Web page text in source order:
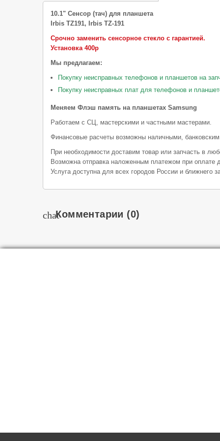
10.1" Сенсор (тач) для планшета
Irbis TZ191, Irbis TZ-191
Срочно заменить сенсорное стекло с гарантией.
Установка 400р
Мы предлагаем:
Покупку неисправных телефонов и планшетов на
Покупку неисправных плат для телефонов и
Меняем Флэш память на планшетах Samsung
Работаем с СЦ, мастерскими и частными мастерами.
Финансовые расчеты возможны наличными,
При необходимости доставим товар или запчасть в
Возможна отправка наложенным платежом при оплате
Услуга доступна для всех городов России и ближнего
chatКомментарии (0)